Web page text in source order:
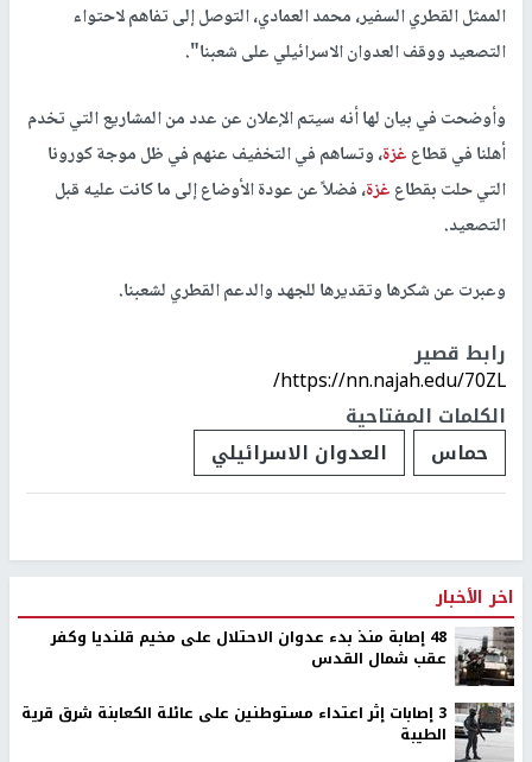
الممثل القطري السفير، محمد العمادي، التوصل إلى تفاهم لاحتواء
التصعيد ووقف العدوان الاسرائيلي على شعبنا".
وأوضحت في بيان لها أنه سيتم الإعلان عن عدد من المشاريع التي تخدم
أهلنا في قطاعغزة، وتساهم في التخفيف عنهم في ظل موجة كورونا
التي حلت بقطاعغزة، فضلاً عن عودة الأوضاع إلى ما كانت عليه قبل
التصعيد.
وعبرت عن شكرها وتقديرها للجهد والدعم القطري لشعبنا.
رابط قصير
https://nn.najah.edu/70ZL/
الكلمات المفتاحية
حماس
العدوان الاسرائيلي
اخر الأخبار
48 إصابة منذ بدء عدوان الاحتلال على مخيم قلنديا وكفر
عقب شمال القدس
‏3 إصابات إثر اعتداء مستوطنين على عائلة الكعابنة شرق قرية
الطيبة